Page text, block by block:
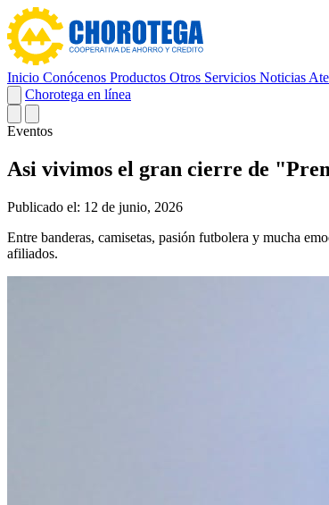
Inicio Conócenos Productos Otros Servicios Noticias
Chorotega en línea
Eventos
Asi vivimos el gran cierre de
Publicado el: 12 de junio, 2026
Entre banderas, camisetas, pasión futbolera y mucha
afiliados.